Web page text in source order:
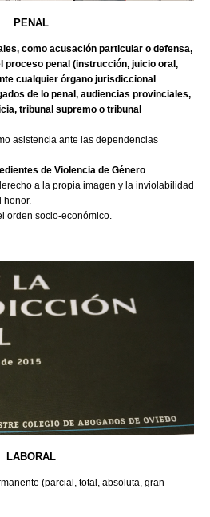
PENAL
como acusación particular o defensa,
proceso penal (instrucción, juicio oral,
cualquier órgano jurisdiccional
de lo penal, audiencias provinciales,
tribunal supremo o tribunal
asistencia ante las dependencias
de Violencia de Género.
a la propia imagen y la inviolabilidad
honor.
orden socio-económico.
LABORAL
(parcial, total, absoluta, gran